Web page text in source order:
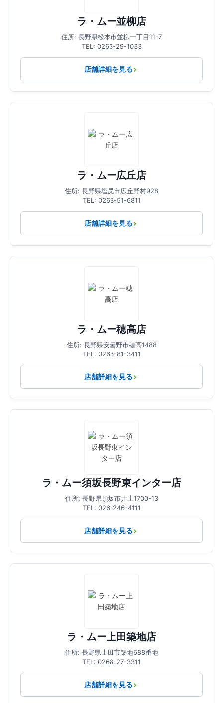
ラ・ムー並柳店
住所: 長野県松本市並柳一丁目11-7
TEL: 0263-29-1033
店舗詳細を見る
ラ・ムー広丘店
住所: 長野県塩尻市広丘野村928
TEL: 0263-51-6811
店舗詳細を見る
ラ・ムー穂高店
住所: 長野県安曇野市穂高1488
TEL: 0263-81-3411
店舗詳細を見る
ラ・ムー須坂長野東インター店
住所: 長野県須坂市井上1700-13
TEL: 026-246-4111
店舗詳細を見る
ラ・ムー上田築地店
住所: 長野県上田市築地688番地
TEL: 0268-27-3311
店舗詳細を見る